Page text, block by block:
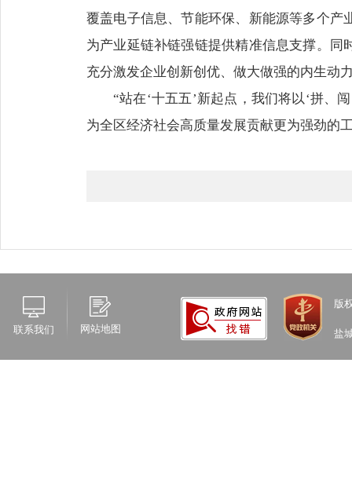
覆盖电子信息、节能环保、新能源等多个产
为产业延链补链强链提供精准信息支撑。同
充分激发企业创新创优、做大做强的内生动
“站在‘十五五’新起点，我们将以‘拼、
为全区经济社会高质量发展贡献更为强劲的
联系我们 网站地图
版
盐